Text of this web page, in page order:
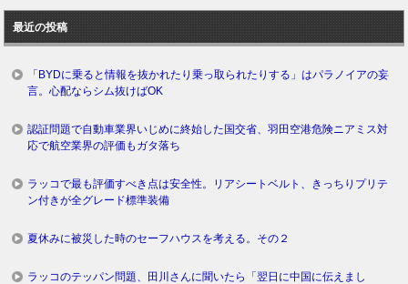
ロ
グ
最近の投稿
「BYDに乗ると情報を抜かれたり乗っ取られたりする」はパラノイアの妄
言。心配ならシム抜けばOK
認証問題で自動車業界いじめに終始した国交省、羽田空港危険ニアミス対
応で航空業界の評価もガタ落ち
ラッコで最も評価すべき点は安全性。リアシートベルト、きっちりプリテ
ン付きが全グレード標準装備
夏休みに被災した時のセーフハウスを考える。その２
ラッコのテッパン問題、田川さんに聞いたら「翌日に中国に伝えまし